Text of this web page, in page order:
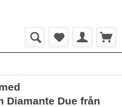
Diamante Due från